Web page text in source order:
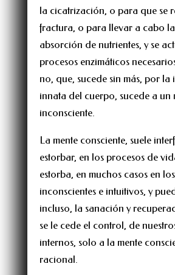
la cicatrización, o para que se
fractura, o para llevar a cabo
absorción de nutrientes, y se
procesos enzimáticos
no, que, sucede sin más, por la
innata del cuerpo, sucede a un
inconsciente.
La mente consciente, suele
estorbar, en los procesos de
estorba, en muchos casos en
inconscientes e intuitivos, y
incluso, la sanación y
se le cede el control, de
internos, solo a la mente
racional.